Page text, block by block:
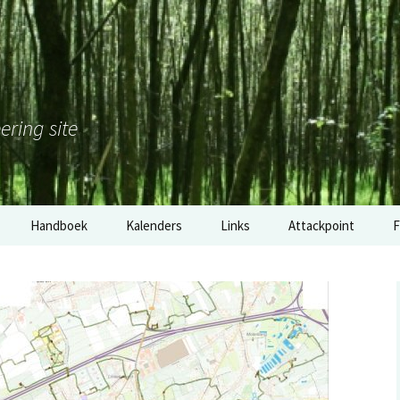
site
Handboek Kalenders
België
Duitsland
RSS: wedstrijdkalender
Links
tussenstand
Software
Materiaal
Attackpoint